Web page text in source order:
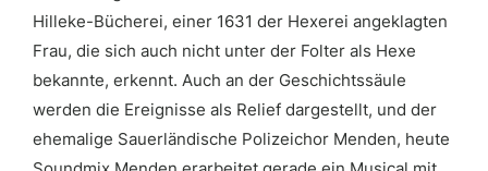
Hilleke-Bücherei, einer 1631 der Hexerei angeklagten
Frau, die sich auch nicht unter der Folter als Hexe
bekannte, erkennt. Auch an der Geschichtssäule
werden die Ereignisse als Relief dargestellt, und der
ehemalige Sauerländische Polizeichor Menden, heute